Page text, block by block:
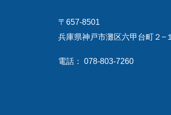
〒657-8501
兵庫県神戸市灘区六甲台町２−１
電話： 078-803-7260